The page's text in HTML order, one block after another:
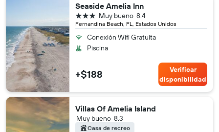
Seaside Amelia Inn
Fernandina Beach, FL, Estados Unidos
8.4
Muy bueno
3 estrellas
Conexión Wifi Gratuita
Piscina
+$188
Verificar
disponibilidad
Villas Of Amelia Island
8.3
Muy bueno
Casa de recreo